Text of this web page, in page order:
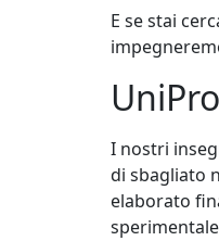
E se stai
I nostri
di sbagliato
elaborato